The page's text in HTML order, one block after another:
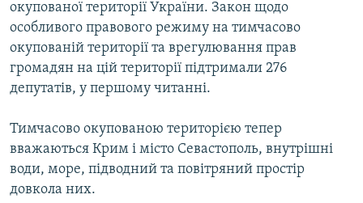
окупованої території України. Закон щодо
особливого правового режиму на тимчасово
окупованій території та врегулювання прав
громадян на цій території підтримали 276
депутатів, у першому читанні.
Тимчасово окупованою територією тепер
вважаються Крим і місто Севастополь, внутрішні
води, море, підводний та повітряний простір
довкола них.